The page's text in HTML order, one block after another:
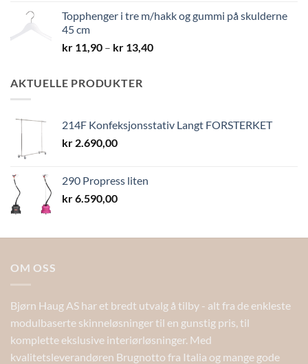
Topphenger i tre m/hakk og gummi på skulderne
45 cm
kr 11,90 – kr 13,40Prisområde:
AKTUELLE PRODUKTER
214F Konfeksjonsstativ Langt FORSTERKET
kr 2.690,00
290 Propress liten
kr6.590,00
OM OSS
Bjørn Haug AS har et bredt utvalg å tilby - alt fra de enkleste
modulbaserte skinneløsninger til en gunstig pris, til
komplette ekslusive interiørløsninger. Med
kvalitetsleverandøren Brugnotto fra Italia og mange gode